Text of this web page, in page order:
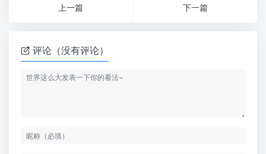
上一篇
下一篇
评论（没有评论）